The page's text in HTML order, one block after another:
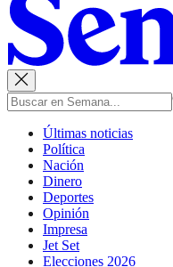
Últimas noticias
Política
Nación
Dinero
Deportes
Opinión
Impresa
Jet Set
Elecciones 2026